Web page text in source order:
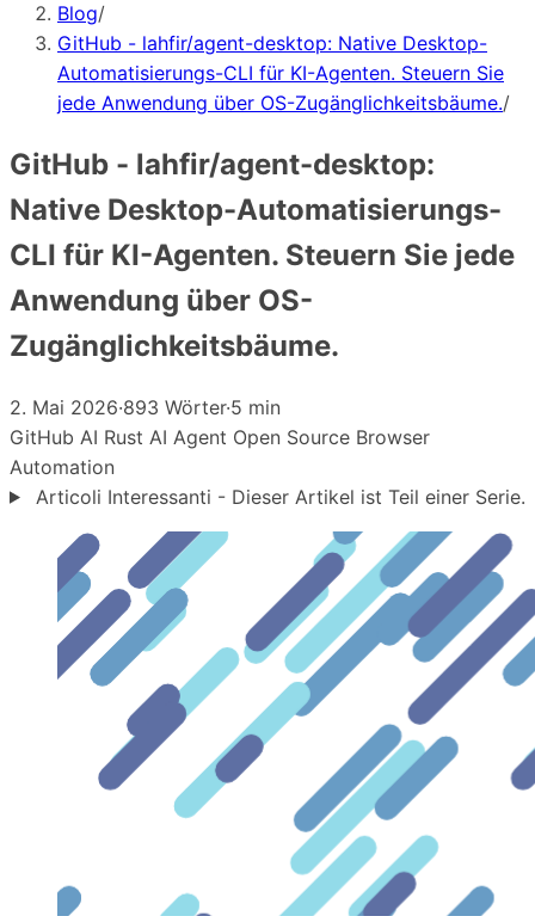
Blog/
GitHub - lahfir/agent-desktop: Native Desktop-
Automatisierungs-CLI für KI-Agenten. Steuern Sie
jede Anwendung über OS-Zugänglichkeitsbäume./
GitHub - lahfir/agent-desktop:
Native Desktop-Automatisierungs-
CLI für KI-Agenten. Steuern Sie jede
Anwendung über OS-
Zugänglichkeitsbäume.
2. Mai 2026·893 Wörter·5 min
GitHub AI Rust AI Agent Open Source Browser
Automation
Articoli Interessanti - Dieser Artikel ist Teil einer Serie.